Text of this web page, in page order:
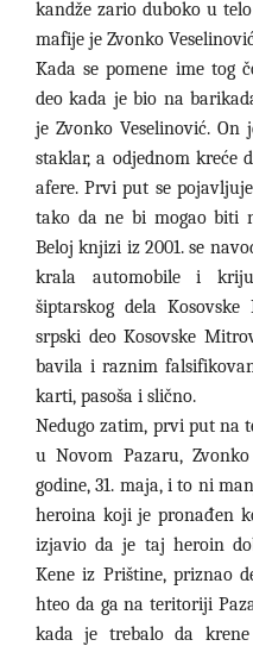
kandže zario duboko u
mafije je Zvonko
Kada se pomene ime tog
deo kada je bio na
je Zvonko Veselinović. On
staklar, a odjednom kreće
afere. Prvi put se
tako da ne bi mogao biti
Beloj knjizi iz 2001. se
krala automobile i
šiptarskog dela
srpski deo Kosovske
bavila i raznim
karti, pasoša i slično.
Nedugo zatim, prvi put na
u Novom Pazaru,
godine, 31. maja, i to ni
heroina koji je pronađen
izjavio da je taj heroin
Kene iz Prištine, priznao
hteo da ga na teritoriji
kada je trebalo da